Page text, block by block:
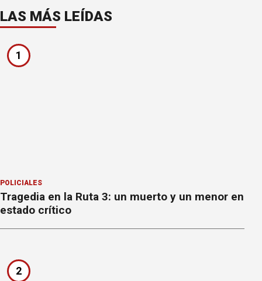
LAS MÁS LEÍDAS
1
POLICIALES
Tragedia en la Ruta 3: un muerto y un menor en
estado crítico
2